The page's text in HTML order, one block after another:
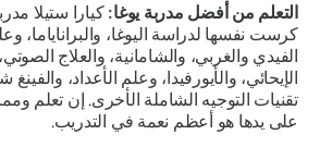
التعلم من أفضل مدربة يوغا:كيارا ستيلا
كرست نفسها لدراسة اليوغا، والبراناياما،
الفيدي والغربي، والشامانية، والعلاج الصوتي،
الإيحائي، والأيورفيدا، وعلم الأعداد، والفينغ
تقنيات التوجيه الشاملة الأخرى. إن تعلم
على يدها هو أعظم نعمة في التدريب.